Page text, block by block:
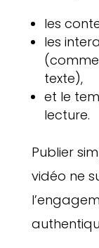
les
les
texte),
et le
lecture.
Publier
vidéo ne